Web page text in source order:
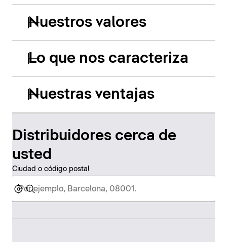
Nuestros valores
Lo que nos caracteriza
Nuestras ventajas
Distribuidores cerca de
usted
Ciudad o código postal